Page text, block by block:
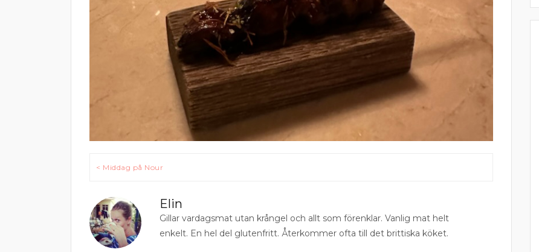
Inläggsnavigering
< Middag på Nour
Elin
Gillar vardagsmat utan krångel och allt som förenklar. Vanlig mat helt
enkelt. En hel del glutenfritt. Återkommer ofta till det brittiska köket.